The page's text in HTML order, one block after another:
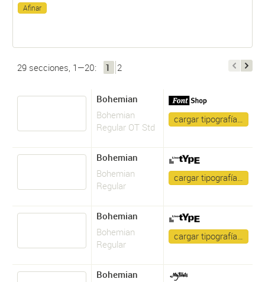
29 secciones, 1—20: 1 2
Bohemian
Bohemian
Regular OT Std
cargar tipografía…
Bohemian
Bohemian
Regular
cargar tipografía…
Bohemian
Bohemian
Regular
cargar tipografía…
Bohemian